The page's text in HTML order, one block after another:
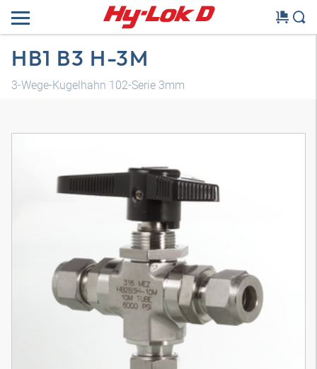
HB1 B3 H-3M
3-Wege-Kugelhahn 102-Serie 3mm